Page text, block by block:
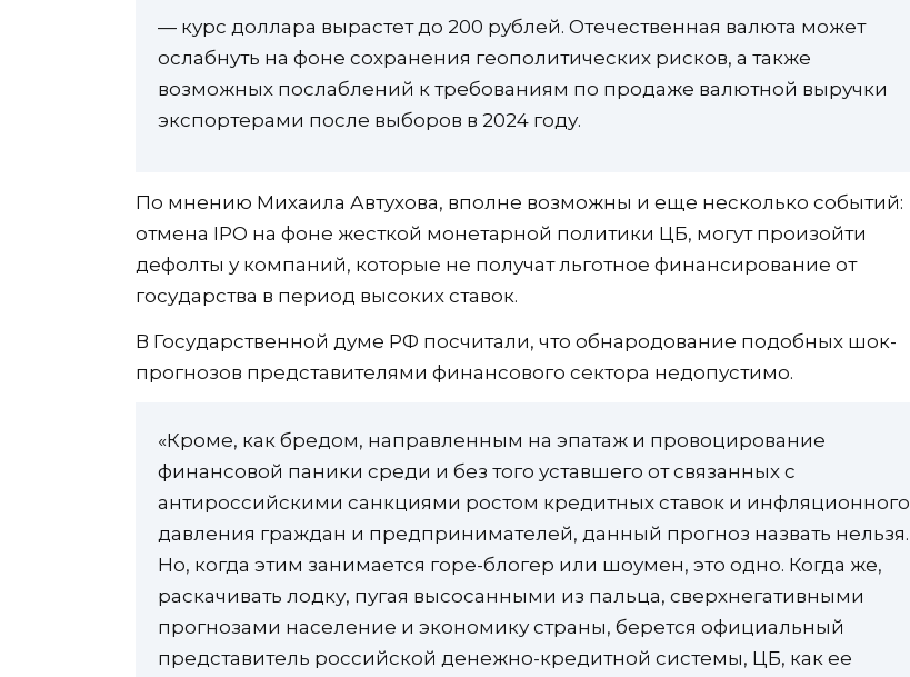
— курс доллара вырастет до 200 рублей. Отечественная валюта может
ослабнуть на фоне сохранения геополитических рисков, а также
возможных послаблений к требованиям по продаже валютной выручки
экспортерами после выборов в 2024 году.
По мнению Михаила Автухова, вполне возможны и еще несколько событий:
отмена IPO на фоне жесткой монетарной политики ЦБ, могут произойти
дефолты у компаний, которые не получат льготное финансирование от
государства в период высоких ставок.
В Государственной думе РФ посчитали, что обнародование подобных шок-
прогнозов представителями финансового сектора недопустимо.
«Кроме, как бредом, направленным на эпатаж и провоцирование
финансовой паники среди и без того уставшего от связанных с
антироссийскими санкциями ростом кредитных ставок и инфляционного
давления граждан и предпринимателей, данный прогноз назвать нельзя.
Но, когда этим занимается горе-блогер или шоумен, это одно. Когда же,
раскачивать лодку, пугая высосанными из пальца, сверхнегативными
прогнозами население и экономику страны, берется официальный
представитель российской денежно-кредитной системы, ЦБ, как ее